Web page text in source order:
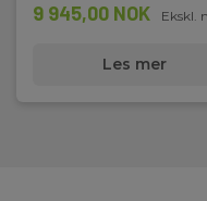
9 945,00 NOK Ekskl.
Les mer